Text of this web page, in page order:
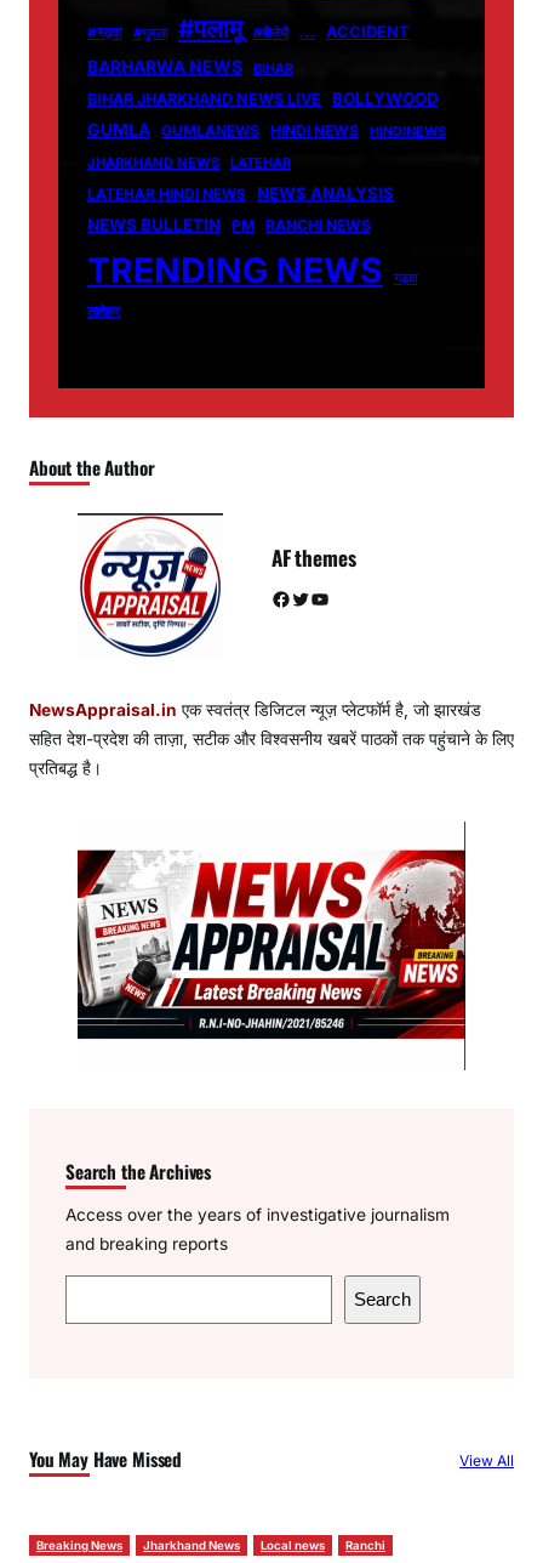
#गढ़वा #गुमला #पलामू #बीजेपी … ACCIDENT
BARHARWA NEWS BIHAR
BIHAR JHARKHAND NEWS LIVE BOLLYWOOD
GUMLA GUMLANEWS HINDI NEWS
HINDINEWS
JHARKHAND NEWS
LATEHAR
LATEHAR HINDI NEWS
NEWS ANALYSIS
NEWS BULLETIN PM RANCHI NEWS
TRENDING NEWS
गढ़वा
लातेहार
About the Author
AF themes
Facebook Twitter YouTube
NewsAppraisal.in एक स्वतंत्र डिजिटल न्यूज़ प्लेटफॉर्म है, जो झारखंड
सहित देश-प्रदेश की ताज़ा, सटीक और विश्वसनीय खबरें पाठकों तक पहुंचाने के लिए
प्रतिबद्ध है।
Search the Archives
Access over the years of investigative journalism
and breaking reports
e
h
Search
You May Have Missed View All
Breaking News Jharkhand News Local news Ranchi